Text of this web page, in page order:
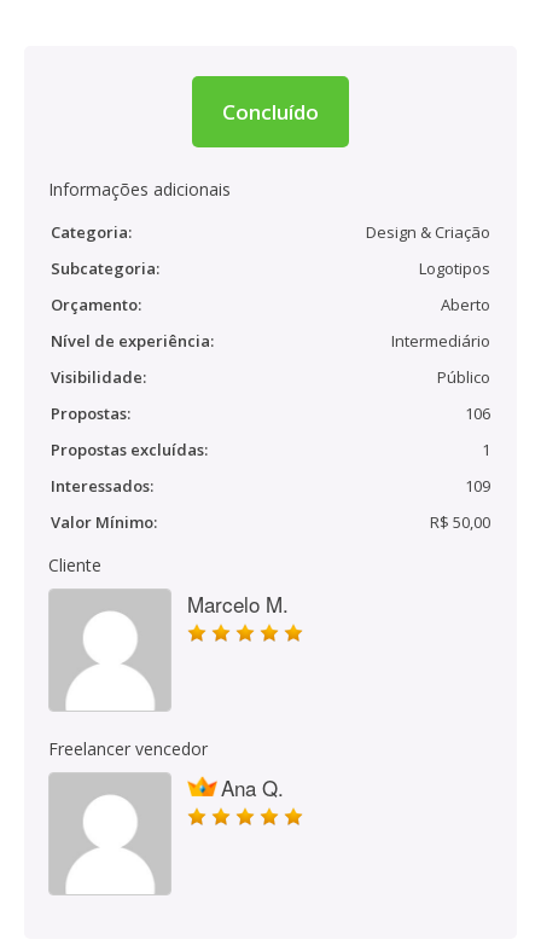
Concluído
Informações adicionais
Categoria:
Design & Criação
Subcategoria:
Logotipos
Orçamento:
Aberto
Nível de experiência:
Intermediário
Visibilidade:
Público
Propostas:
106
Propostas excluídas:
1
Interessados:
109
Valor Mínimo:
R$ 50,00
Cliente
Marcelo M.
Freelancer vencedor
Ana Q.